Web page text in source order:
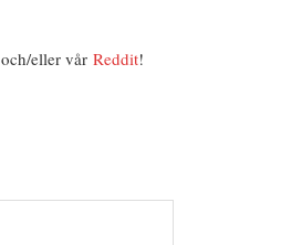
och/eller vår Reddit!